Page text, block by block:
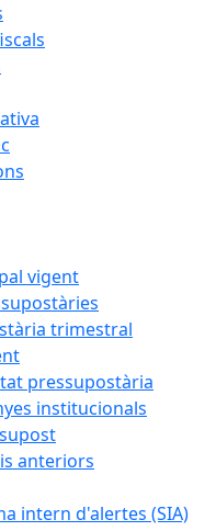
vigent
trimestral
pressupostària
institucionals
anteriors
intern d'alertes (SIA)